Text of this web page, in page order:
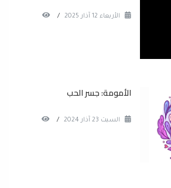
الأربعاء 12 آذار 2025 /
الأمومة: جسر الحب
السبت 23 آذار 2024 /